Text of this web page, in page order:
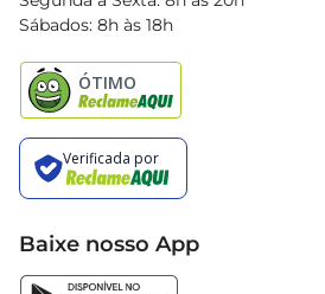
Black Friday
Sábados: 8h às 18h
Baixe nosso App